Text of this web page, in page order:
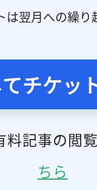
翌月への繰り
チケッ
料記事の閲
ちら